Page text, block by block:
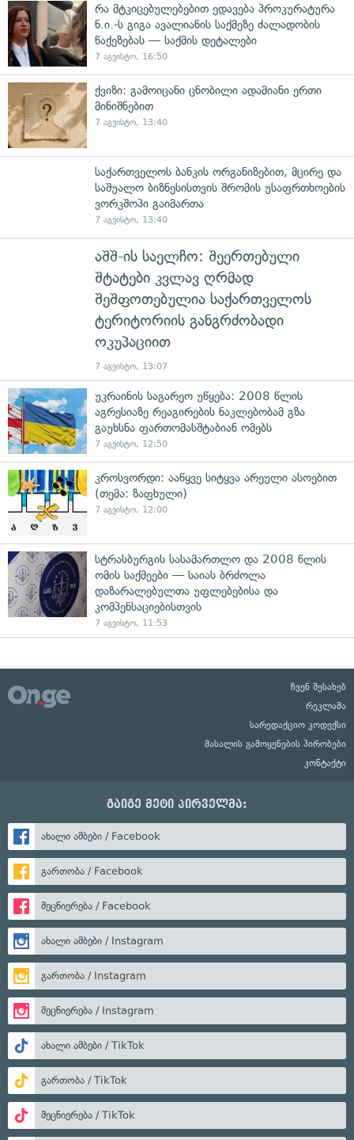
რა მტკიცებულებებით ედავება პროკურატურა
ნ.ი.-ს გიგა ავალიანის საქმეზე ძალადობის
წაქეზებას — საქმის დეტალები
7 აგვისტო, 16:50
ქვიზი: გამოიცანი ცნობილი ადამიანი ერთი
მინიშნებით
7 აგვისტო, 13:40
საქართველოს ბანკის ორგანიზებით, მცირე და
საშუალო ბიზნესისთვის შრომის უსაფრთხოების
ვორკშოპი გაიმართა
7 აგვისტო, 13:40
აშშ-ის საელჩო: შეერთებული
შტატები კვლავ ღრმად
შეშფოთებულია საქართველოს
ტერიტორიის განგრძობადი
ოკუპაციით
7 აგვისტო, 13:07
უკრაინის საგარეო უწყება: 2008 წლის
აგრესიაზე რეაგირების ნაკლებობამ გზა
გაუხსნა ფართომასშტაბიან ომებს
7 აგვისტო, 12:50
კროსვორდი: ააწყვე სიტყვა არეული ასოებით
(თემა: ზაფხული)
7 აგვისტო, 12:00
სტრასბურგის სასამართლო და 2008 წლის
ომის საქმეები — საიას ბრძოლა
დაზარალებულთა უფლებებისა და
კომპენსაციებისთვის
7 აგვისტო, 11:53
ჩვენ შესახებ
რეკლამა
სარედაქციო კოდექსი
მასალის გამოყენების პირობები
კონტაქტი
გაიგე მეტი პირველმა:
ახალი ამბები / Facebook
გართობა / Facebook
მეცნიერება / Facebook
ახალი ამბები / Instagram
გართობა / Instagram
მეცნიერება / Instagram
ახალი ამბები / TikTok
გართობა / TikTok
მეცნიერება / TikTok